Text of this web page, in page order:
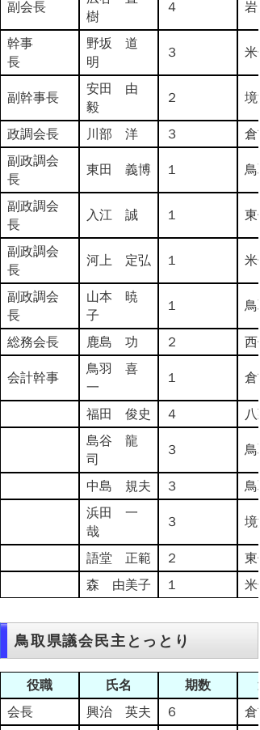
副会長
樹
４ 岩
幹事
長
野坂 道
明
３ 米
副幹事長
安田 由
毅
２ 境
政調会長 川部 洋 ３
倉
副政調会
長
東田 義博 １ 鳥
副政調会
長
入江 誠 １ 東
副政調会
長
河上 定弘 １ 米
副政調会
長
山本 暁
子
１ 鳥
総務会長 鹿島 功 ２ 西
会計幹事
鳥羽 喜
一
１ 倉
福田 俊史 ４
八
島谷 龍
司
３ 鳥
中島 規夫 ３
鳥
浜田 一
哉
３ 境
語堂 正範 ２
東
森 由美子
１ 米
鳥取県議会民主とっとり
役職 氏名 期数
会長
興治 英夫 ６
倉